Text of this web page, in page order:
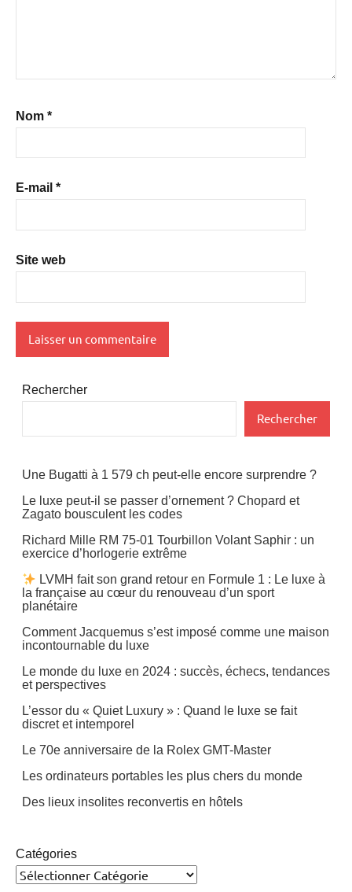
Nom *
E-mail *
Site web
Rechercher
Rechercher
Une Bugatti à 1 579 ch peut-elle encore surprendre ?
Le luxe peut-il se passer d’ornement ? Chopard et
Zagato bousculent les codes
Richard Mille RM 75-01 Tourbillon Volant Saphir : un
exercice d’horlogerie extrême
LVMH fait son grand retour en Formule 1 : Le luxe à
la française au cœur du renouveau d’un sport
planétaire
Comment Jacquemus s’est imposé comme une maison
incontournable du luxe
Le monde du luxe en 2024 : succès, échecs, tendances
et perspectives
L’essor du « Quiet Luxury » : Quand le luxe se fait
discret et intemporel
Le 70e anniversaire de la Rolex GMT-Master
Les ordinateurs portables les plus chers du monde
Des lieux insolites reconvertis en hôtels
Catégories